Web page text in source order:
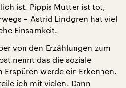
ist. Pippis Mutter ist tot,
– Astrid Lindgren hat viel
Einsamkeit.
von den Erzählungen zum
nennt das die soziale
Erspüren werde ein Erkennen.
ich mit vielen. Dann